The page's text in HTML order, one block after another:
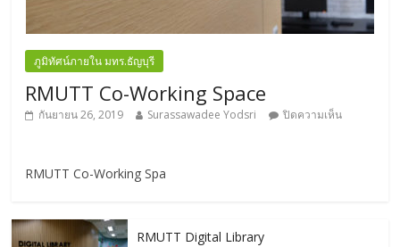
ภูมิทัศน์ภายใน มทร.ธัญบุรี
RMUTT Co-Working Space
กันยายน 26, 2019 Surassawadee Yodsri ปิดความเห็น
RMUTT Co-Working Spa
RMUTT Digital Library